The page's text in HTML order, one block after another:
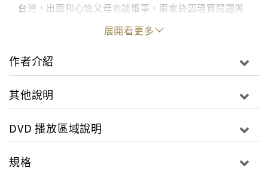
台灣，出面和心怡父母商談婚事。兩家終因現實問題與
意識形態歧異，出現許多爭執衝突與有趣的提親場面。
眼見談判瀕臨破裂，當年曾參與國共內戰的雙方祖父，
竟然讓這場兩岸聯婚有了出人意表的結局…繁體中文 國
語發音 DOLBY AC3 5.1 16:9 3區 片長:約102分 保護級
展開看更多
作者介紹
其他說明
DVD 播放區域說明
規格